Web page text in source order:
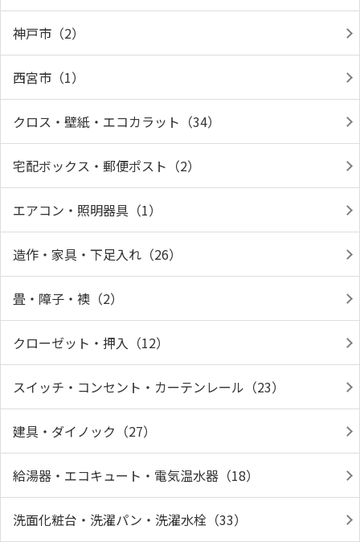
神戸市（2）
西宮市（1）
クロス・壁紙・エコカラット（34）
宅配ボックス・郵便ポスト（2）
エアコン・照明器具（1）
造作・家具・下足入れ（26）
畳・障子・襖（2）
クローゼット・押入（12）
スイッチ・コンセント・カーテンレール（23）
建具・ダイノック（27）
給湯器・エコキュート・電気温水器（18）
洗面化粧台・洗濯パン・洗濯水栓（33）